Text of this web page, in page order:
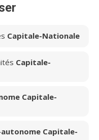
Capitale-Nationale
Capitale-
Capitale-
Capitale-